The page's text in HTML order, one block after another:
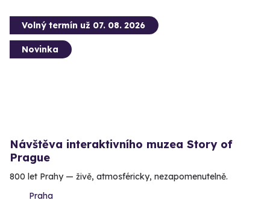
Volný termín už 07. 08. 2026
Novinka
Návštěva interaktivního muzea Story of
Prague
800 let Prahy — živě, atmosféricky, nezapomenutelně.
Praha